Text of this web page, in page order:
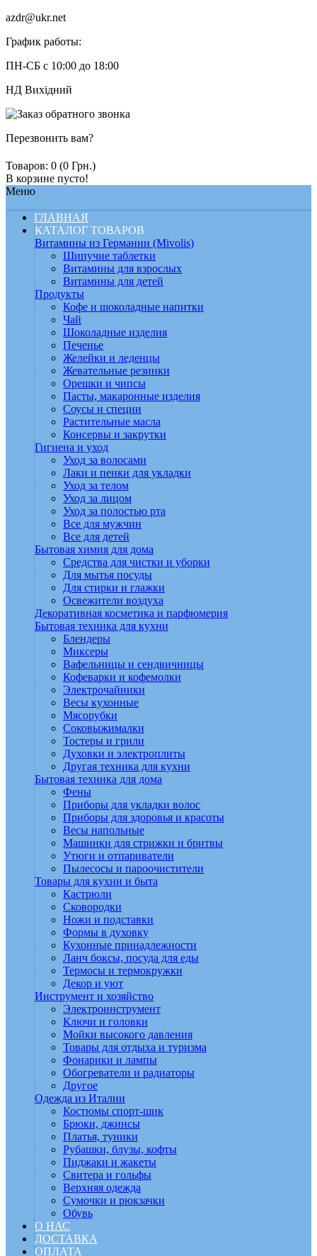
azdr@ukr.net
График работы:
ПН-СБ с 10:00 до 18:00
НД Вихідний
Перезвонить вам?
Товаров: 0 (0 Грн.)
В корзине пусто!
Меню
ГЛАВНАЯ
КАТАЛОГ ТОВАРОВ
Витамины из Германии (Mivolis)
Шипучие таблетки
Витамины для взрослых
Витамины для детей
Продукты
Кофе и шоколадные напитки
Чай
Шоколадные изделия
Печенье
Желейки и леденцы
Жевательные резинки
Орешки и чипсы
Пасты, макаронные изделия
Соусы и специи
Растительные масла
Консервы и закрутки
Гигиена и уход
Уход за волосами
Лаки и пенки для укладки
Уход за телом
Уход за лицом
Уход за полостью рта
Все для мужчин
Все для детей
Бытовая химия для дома
Средства для чистки и уборки
Для мытья посуды
Для стирки и глажки
Освежители воздуха
Декоративная косметика и парфюмерия
Бытовая техника для кухни
Блендеры
Миксеры
Вафельницы и сендвичницы
Кофеварки и кофемолки
Электрочайники
Весы кухонные
Мясорубки
Соковыжималки
Тостеры и грили
Духовки и электроплиты
Другая техника для кухни
Бытовая техника для дома
Фены
Приборы для укладки волос
Приборы для здоровья и красоты
Весы напольные
Машинки для стрижки и бритвы
Утюги и отпариватели
Пылесосы и пароочистители
Товары для кухни и быта
Кастрюли
Сковородки
Ножи и подставки
Формы в духовку
Кухонные принадлежности
Ланч боксы, посуда для еды
Термосы и термокружки
Декор и уют
Инструмент и хозяйство
Электроинструмент
Ключи и головки
Мойки высокого давления
Товары для отдыха и туризма
Фонарики и лампы
Обогреватели и радиаторы
Другое
Одежда из Италии
Костюмы спорт-шик
Брюки, джинсы
Платья, туники
Рубашки, блузы, кофты
Пиджаки и жакеты
Свитера и гольфы
Верхняя одежда
Сумочки и рюкзачки
Обувь
О НАС
ДОСТАВКА
ОПЛАТА